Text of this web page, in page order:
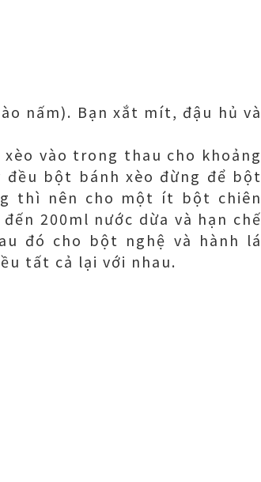
nấm). Bạn xắt mít, đậu hủ và
vào trong thau cho khoảng
đều bột bánh xèo đừng để bột
thì nên cho một ít bột chiên
200ml nước dừa và hạn chế
đó cho bột nghệ và hành lá
tất cả lại với nhau.